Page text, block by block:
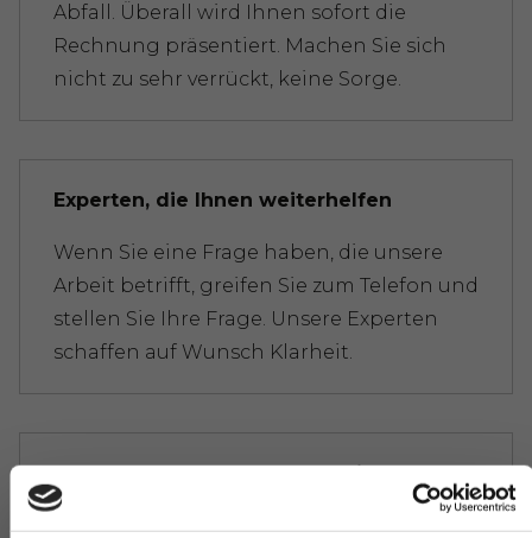
Abfall. Überall wird Ihnen sofort die
Rechnung präsentiert. Machen Sie sich
nicht zu sehr verrückt, keine Sorge.
Experten, die Ihnen weiterhelfen
Wenn Sie eine Frage haben, die unsere
Arbeit betrifft, greifen Sie zum Telefon und
stellen Sie Ihre Frage. Unsere Experten
schaffen auf Wunsch Klarheit.
Benötigen Sie unsere Hilfe außerhalb des